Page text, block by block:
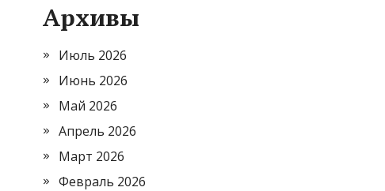
Архивы
Июль 2026
Июнь 2026
Май 2026
Апрель 2026
Март 2026
Февраль 2026